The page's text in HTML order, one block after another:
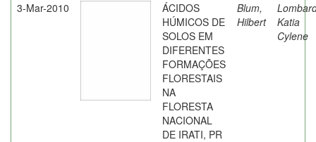
3-Mar-2010
ÁCIDOS
HÚMICOS DE
SOLOS EM
DIFERENTES
FORMAÇÕES
FLORESTAIS
NA
FLORESTA
NACIONAL
DE IRATI, PR
Blum,
Hilbert
Katia
Cylene